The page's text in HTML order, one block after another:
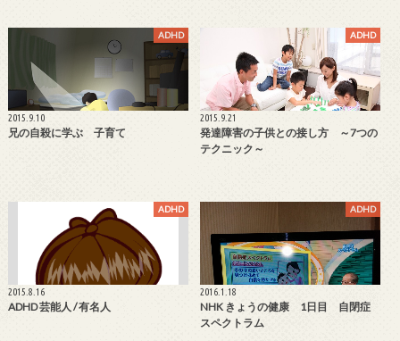
ADHD
2015.9.10
兄の自殺に学ぶ 子育て
ADHD
2015.9.21
発達障害の子供との接し方 ～7つの
テクニック～
ADHD
2015.8.16
ADHD 芸能人 / 有名人
ADHD
2016.1.18
NHK きょうの健康 1日目 自閉症
スペクトラム